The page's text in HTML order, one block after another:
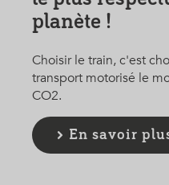
Choisir le train, c'est
CO2.